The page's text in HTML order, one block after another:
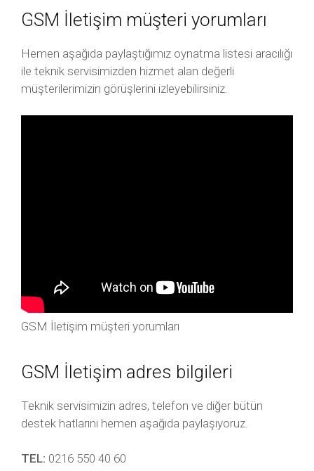
GSM İletişim müşteri yorumları
Hemen aşağıda paylaştığımız oynatma listesi aracılığı
ile teknik servisimizden hizmet alan değerli
müşterilerimizin görüşlerini izleyebilirsiniz.
GSM İletişim müşteri yorumları
GSM İletişim adres bilgileri
Teknik servisimizin adres, telefon ve diğer bütün
destek hatlarını hemen aşağıda paylaşıyoruz.
TEL: 0216 550 40 60